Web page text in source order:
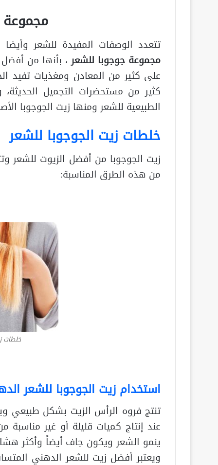
مجموعة
تتعدد الوصفات المفيدة للشعر
مجموعة جوجوبا للشعر، بأنها من
على كثير من المعادن ومغذيات تفيد
كثير من مستحضرات التجميل
الطبيعية للشعر ومنها زيت الجوجوبا
خلطات زيت الجوجوبا للشعر
زيت الجوجوبا من أفضل الزيوت
من هذه الطرق المناسبة:
خلطات
استخدام زيت الجوجوبا للشعر
تنتج فروه الرأس الزيت بشكل طبيعي
عند إنتاج كميات قليلة أو غير مناسبة
ينمو الشعر ويكون جاف أيضاً وأكثر
ويعتبر أفضل زيت للشعر الدهني